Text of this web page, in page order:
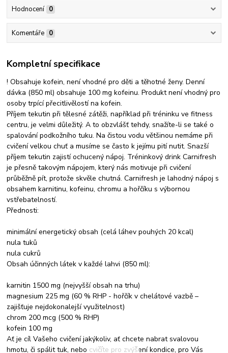
Hodnocení 0
Komentáře 0
Kompletní specifikace
! Obsahuje kofein, není vhodné pro děti a těhotné ženy. Denní
dávka (850 ml) obsahuje 100 mg kofeinu. Produkt není vhodný pro
osoby trpící přecitlivělostí na kofein.
Příjem tekutin při tělesné zátěži, například při tréninku ve fitness
centru, je velmi důležitý. A to obzvlášť tehdy, snažíte-li se také o
spalování podkožního tuku. Na čistou vodu většinou nemáme při
cvičení velkou chuť a musíme se často k jejímu pití nutit. Snazší
příjem tekutin zajistí ochucený nápoj. Tréninkový drink Carnifresh
je přesně takovým nápojem, který nás motivuje při cvičení
průběžně pít, protože skvěle chutná. Carnifresh je lahodný nápoj s
obsahem karnitinu, kofeinu, chromu a hořčíku s výbornou
vstřebatelností.
Přednosti:
minimální energetický obsah (celá láhev pouhých 20 kcal)
nula tuků
nula cukrů
Obsah účinných látek v každé lahvi (850 ml):
karnitin 1500 mg (nejvyšší obsah na trhu)
magnesium 225 mg (60 % RHP - hořčík v chelátové vazbě –
zajišťuje nejdokonalejší využitelnost)
chrom 200 mcg (500 % RHP)
kofein 100 mg
Ať je cíl Vašeho cvičení jakýkoliv, ať chcete nabrat svalovou
hmotu, či spálit tuk, nebo cvičíte pro zvýšení kondice, pro Vás